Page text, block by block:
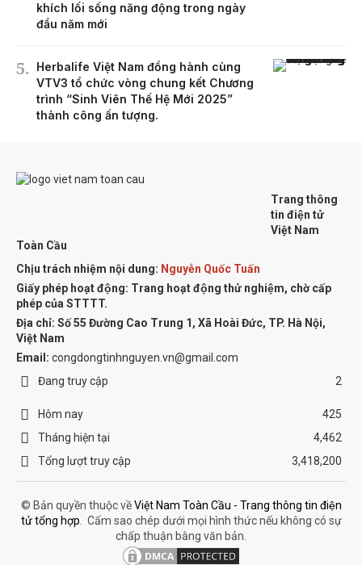
khích lối sống năng động trong ngày
đầu năm mới
Herbalife Việt Nam đồng hành cùng
VTV3 tổ chức vòng chung kết Chương
trình “Sinh Viên Thế Hệ Mới 2025”
thành công ấn tượng.
Trang thông
tin điện tử
Việt Nam
Toàn Cầu
Chịu trách nhiệm nội dung: Nguyễn Quốc Tuấn
Giấy phép hoạt động: Trang hoạt động thử nghiệm, chờ cấp
phép của STTTT.
Địa chỉ: Số 55 Đường Cao Trung 1, Xã Hoài Đức, TP. Hà Nội,
Việt Nam
Email: congdongtinhnguyen.vn@gmail.com
Đang truy cập
2
Hôm nay
425
Tháng hiện tại
4,462
Tổng lượt truy cập
3,418,200
© Bản quyền thuộc vềViệt Nam Toàn Cầu - Trang thông tin điện
tử tổng hợp
Cấm sao chép dưới mọi hình thức nếu không có sự
chấp thuận bằng văn bản.